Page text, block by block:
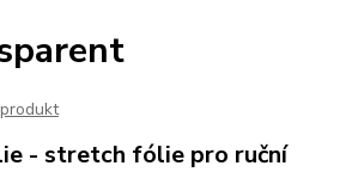
- stretch fólie pro ruční